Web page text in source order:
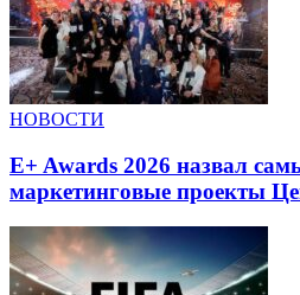
НОВОСТИ
E+ Awards 2026 назвал
маркетинговые проекты